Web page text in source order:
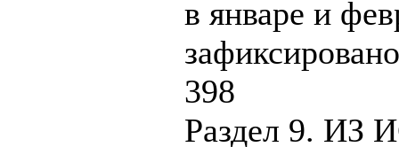
в январе и
398
Раздел 9.